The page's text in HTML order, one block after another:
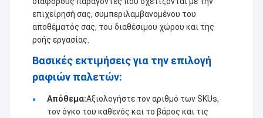
επιχείρησή σας, συμπεριλαμβανομένου του
αποθέματός σας, του διαθέσιμου χώρου και της
ροής εργασίας.
Βασικές εκτιμήσεις για την επιλογή
ραφιών παλετών:
Απόθεμα:Αξιολογήστε τον αριθμό των SKUs,
τον όγκο του καθενός και το βάρος και τις